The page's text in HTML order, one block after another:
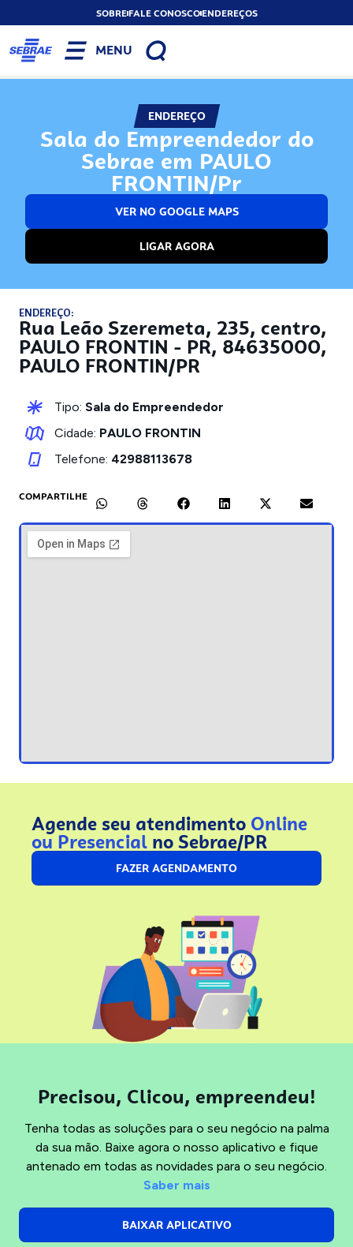
SOBREFALE CONOSCOENDEREÇOS
MENU
ENDEREÇO
Sala do Empreendedor do
Sebrae em PAULO
FRONTIN/Pr
VER NO GOOGLE MAPS
LIGAR AGORA
ENDEREÇO:
Rua Leão Szeremeta, 235, centro,
PAULO FRONTIN - PR, 84635000,
PAULO FRONTIN/PR
Tipo: Sala do Empreendedor
Cidade: PAULO FRONTIN
Telefone: 42988113678
COMPARTILHE
Agende seu atendimento Online
ou Presencial no Sebrae/PR
FAZER AGENDAMENTO
Precisou, Clicou, empreendeu!
Tenha todas as soluções para o seu negócio na palma
da sua mão. Baixe agora o nosso aplicativo e fique
antenado em todas as novidades para o seu negócio.
Saber mais
BAIXAR APLICATIVO